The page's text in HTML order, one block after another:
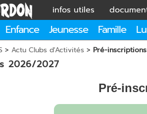
infos utiles
Enfance Jeunesse Famille
> Actu Clubs d'Activités > Pré-
2026/2027
Pré-